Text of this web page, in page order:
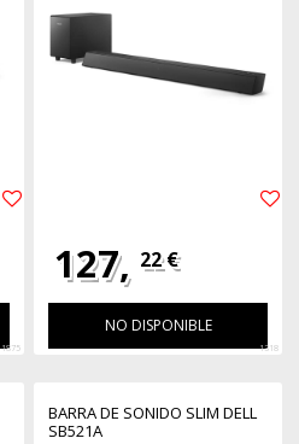
1875
127, 22 €
NO DISPONIBLE
1318
BARRA DE SONIDO SLIM DELL
SB521A